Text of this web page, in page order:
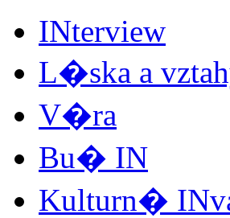
INterview
L�ska a
V�ra
Bu� IN
Kulturn�